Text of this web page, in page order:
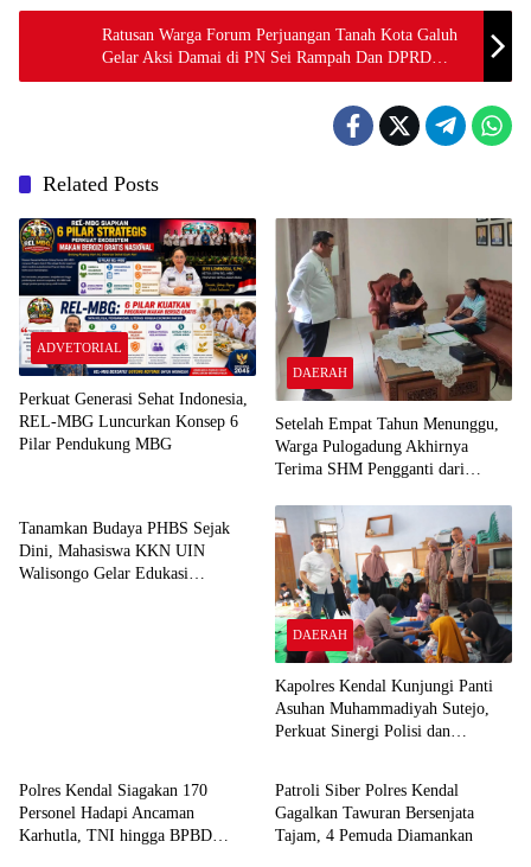
Ratusan Warga Forum Perjuangan Tanah Kota Galuh
Gelar Aksi Damai di PN Sei Rampah Dan DPRD
Sergai
Related Posts
ADVETORIAL
Perkuat Generasi Sehat Indonesia,
REL-MBG Luncurkan Konsep 6
Pilar Pendukung MBG
DAERAH
Setelah Empat Tahun Menunggu,
Warga Pulogadung Akhirnya
Terima SHM Pengganti dari
Tanamkan Budaya PHBS Sejak
Dini, Mahasiswa KKN UIN
Walisongo Gelar Edukasi
DAERAH
Kapolres Kendal Kunjungi Panti
Asuhan Muhammadiyah Sutejo,
Perkuat Sinergi Polisi dan
Polres Kendal Siagakan 170
Personel Hadapi Ancaman
Karhutla, TNI hingga BPBD
DAERAH
Patroli Siber Polres Kendal
Gagalkan Tawuran Bersenjata
Tajam, 4 Pemuda Diamankan